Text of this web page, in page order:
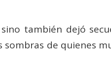
también dejó
sombras de quienes